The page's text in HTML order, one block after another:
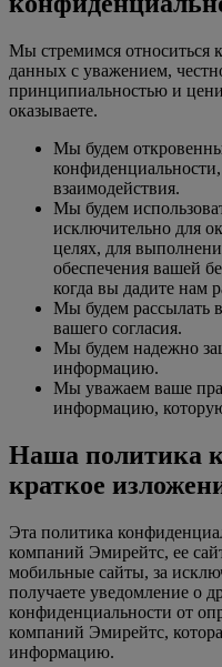
Мы стремимся относиться
данных с уважением,
принципиальностью и
оказываете.
Мы будем
взаимодействия.
Мы будем
исключительно для
целях, для
обеспечения вашей
когда вы дадите нам
Мы будем рассылать
вашего согласия.
Мы будем надежно
информацию.
Мы уважаем ваше
информацию,
Наша политика
краткое
Эта политика
компаний Эмирейтс, ее
мобильные сайты, за
получаете уведомление о
конфиденциальности от
компаний Эмирейтс,
информацию.